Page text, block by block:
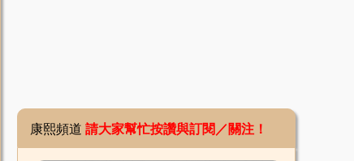
康熙頻道 請大家幫忙按讚與訂閱／關注！